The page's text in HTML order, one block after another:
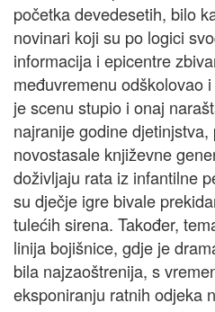
početka devedesetih, bilo
novinari koji su po logici
informacija i epicentre
međuvremenu odškolovao
je scenu stupio i onaj
najranije godine
novostasale književne
doživljaju rata iz infantilne
su dječje igre bivale
tulećih sirena. Također,
linija bojišnice, gdje je
bila najzaoštrenija, s
eksponiranju ratnih odjeka